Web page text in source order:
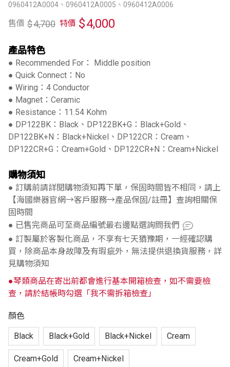
0960412A0004、0960412A0005、0960412A0006
售價 $4,700 特價 $4,000
產品特色
● Recommended For： Middle position
● Quick Connect：No
● Wiring：4 Conductor
● Magnet：Ceramic
● Resistance：11.54 Kohm
● DP122BK：Black、DP122BK+G：Black+Gold、
DP122BK+N：Black+Nickel、DP122CR：Cream、
DP122CR+G：Cream+Gold、DP122CR+N：Cream+Nickel
購物須知
● 訂購前請詳閱購物須知再下單，保固時間皆不相同，請上
【海國樂器官網→客戶服務→產品保固/註冊】查詢相關保
固時間
● 已售完商品可至商品編號最右邊點選詢問我們
● 訂製屬於客製化商品，不享有七天猶豫期，一經確認購
買，除商品本身故障及有瑕疵外，無法提供退換貨服務，詳
見購物須知
●琴類商品在寄出前都會進行基本開箱檢查，如不需要檢
查，請於結帳時勾選「我不需拆箱檢查」
顏色
Black Black+Gold Black+Nickel Cream
Cream+Gold Cream+Nickel